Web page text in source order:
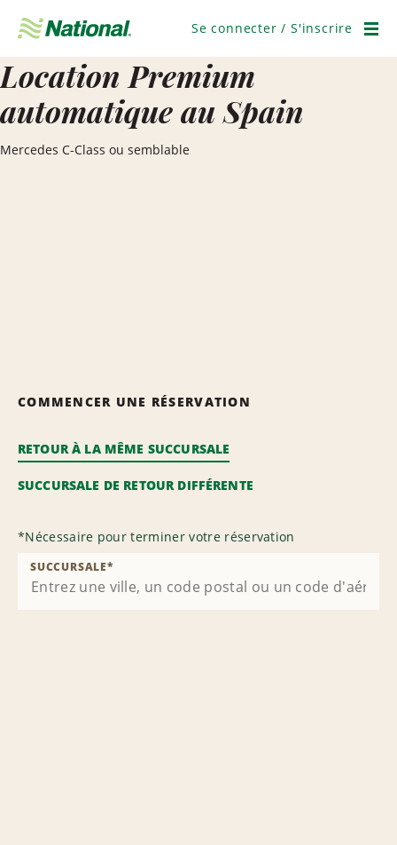
navigation
Se connecter / S'inscrire
Location Premium
automatique au Spain
Mercedes C-Class ou semblable
COMMENCER UNE RÉSERVATION
RETOUR À LA MÊME SUCCURSALE
SUCCURSALE DE RETOUR DIFFÉRENTE
*Nécessaire pour terminer votre réservation
SUCCURSALE*